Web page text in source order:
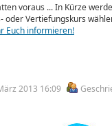
voraus ... In Kürze
oder Vertiefungskurs
Euch informieren!
2013 16:09